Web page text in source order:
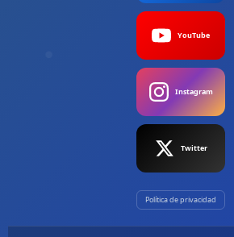
YouTube
Instagram
Twitter
Política de privacidad